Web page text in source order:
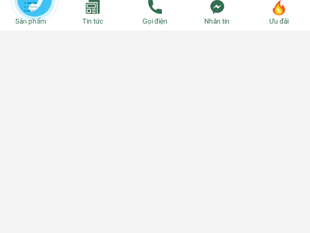
Sản phẩm Tin tức Gọi điện Nhắn tin Ưu đãi